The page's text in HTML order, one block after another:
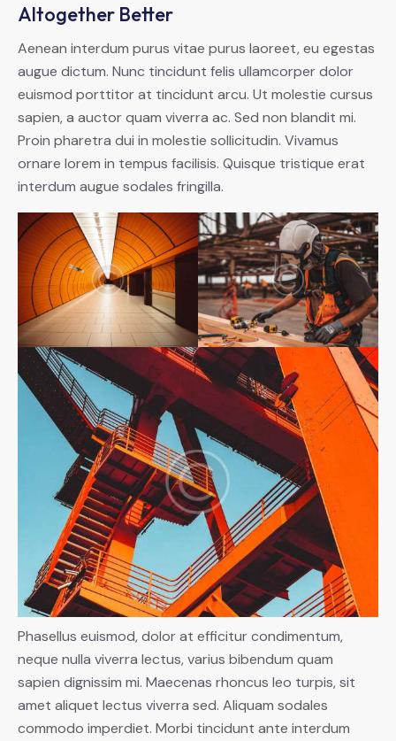
Altogether Better
Aenean interdum purus vitae purus laoreet, eu egestas
augue dictum. Nunc tincidunt felis ullamcorper dolor
euismod porttitor at tincidunt arcu. Ut molestie cursus
sapien, a auctor quam viverra ac. Sed non blandit mi.
Proin pharetra dui in molestie sollicitudin. Vivamus
ornare lorem in tempus facilisis. Quisque tristique erat
interdum augue sodales fringilla.
Phasellus euismod, dolor at efficitur condimentum,
neque nulla viverra lectus, varius bibendum quam
sapien dignissim mi. Maecenas rhoncus leo turpis, sit
amet aliquet lectus viverra sed. Aliquam sodales
commodo imperdiet. Morbi tincidunt ante interdum